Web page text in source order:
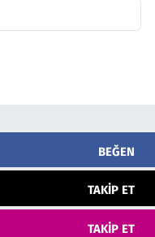
BEĞEN
TAKIP ET
TAKIP ET